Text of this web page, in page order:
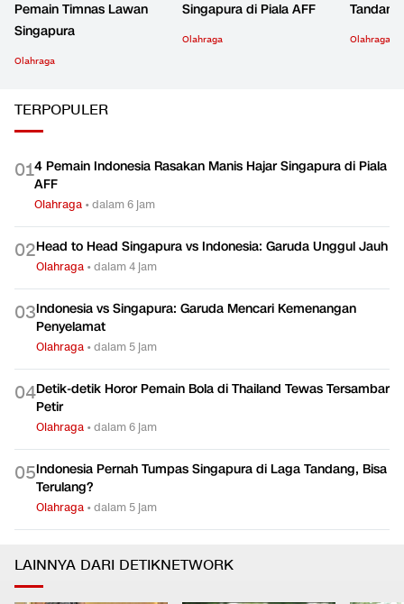
Pemain Timnas Lawan
Singapura
Olahraga
Singapura di Piala AFF
Olahraga Olahraga
TERPOPULER
014 Pemain Indonesia Rasakan Manis Hajar Singapura di Piala
AFF
Olahraga •dalam 6 jam
02Head to Head Singapura vs Indonesia: Garuda Unggul Jauh
Olahraga •dalam 4 jam
03Indonesia vs Singapura: Garuda Mencari Kemenangan
Penyelamat
Olahraga •dalam 5 jam
04Detik-detik Horor Pemain Bola di Thailand Tewas Tersambar
Petir
Olahraga •dalam 6 jam
05Indonesia Pernah Tumpas Singapura di Laga Tandang, Bisa
Terulang?
Olahraga •dalam 5 jam
LAINNYA DARI DETIKNETWORK